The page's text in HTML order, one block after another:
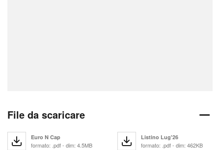
File da scaricare
Euro N Cap
formato: .pdf - dim: 4.5MB
Listino Lug'26
formato: .pdf - dim: 462KB